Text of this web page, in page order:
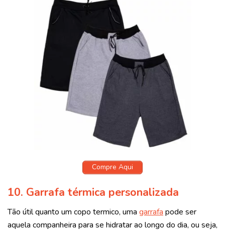
Compre Aqui
10. Garrafa térmica personalizada
Tão útil quanto um copo termico, uma garrafa pode ser
aquela companheira para se hidratar ao longo do dia, ou seja,